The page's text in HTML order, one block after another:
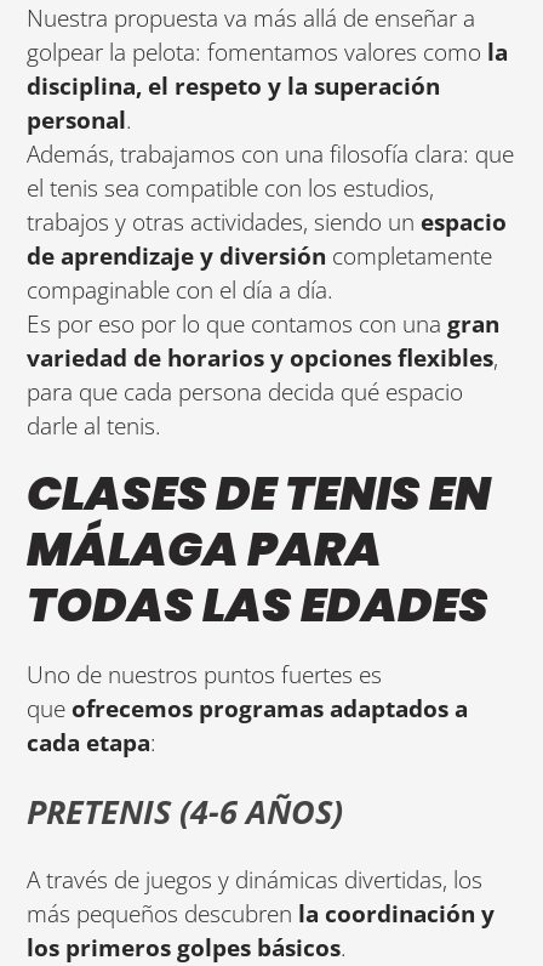
Nuestra propuesta va más allá de enseñar a
golpear la pelota: fomentamos valores como la
disciplina, el respeto y la superación
personal.
Además, trabajamos con una filosofía clara: que
el tenis sea compatible con los estudios,
trabajos y otras actividades, siendo un espacio
de aprendizaje y diversión completamente
compaginable con el día a día.
Es por eso por lo que contamos con unagran
variedad de horarios y opciones flexibles,
para que cada persona decida qué espacio
darle al tenis.
CLASES DE TENIS EN
MÁLAGA PARA
TODAS LAS EDADES
Uno de nuestros puntos fuertes es
que ofrecemos programas adaptados a
cada etapa:
PRETENIS (4-6 AÑOS)
A través de juegos y dinámicas divertidas, los
más pequeños descubren la coordinación y
los primeros golpes básicos.